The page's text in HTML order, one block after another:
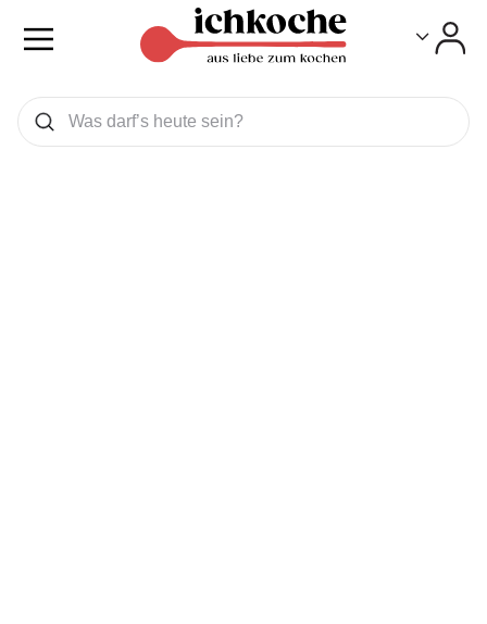
Was wollen Sie suchen
Suchen